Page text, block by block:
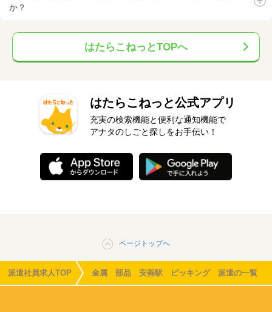
か？
はたらこねっとTOPへ
はたらこねっと公式アプリ
充実の検索機能と便利な通知機能で
アナタのしごと探しをお手伝い！
ページトップへ
派遣社員求人TOP 金属 部品 安善駅 ピッキング 派遣の一覧